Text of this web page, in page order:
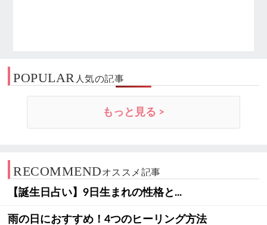
POPULAR人気の記事
もっと見る >
RECOMMENDオススメ記事
【誕生日占い】9日生まれの性格と...
雨の日におすすめ！4つのヒーリング方法